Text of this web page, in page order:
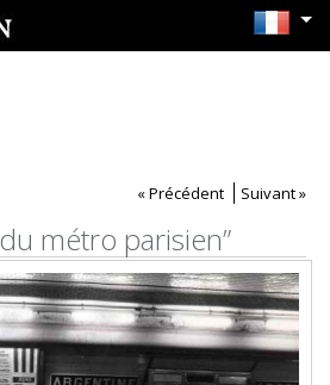
« Précédent Suivant »
métro parisien”